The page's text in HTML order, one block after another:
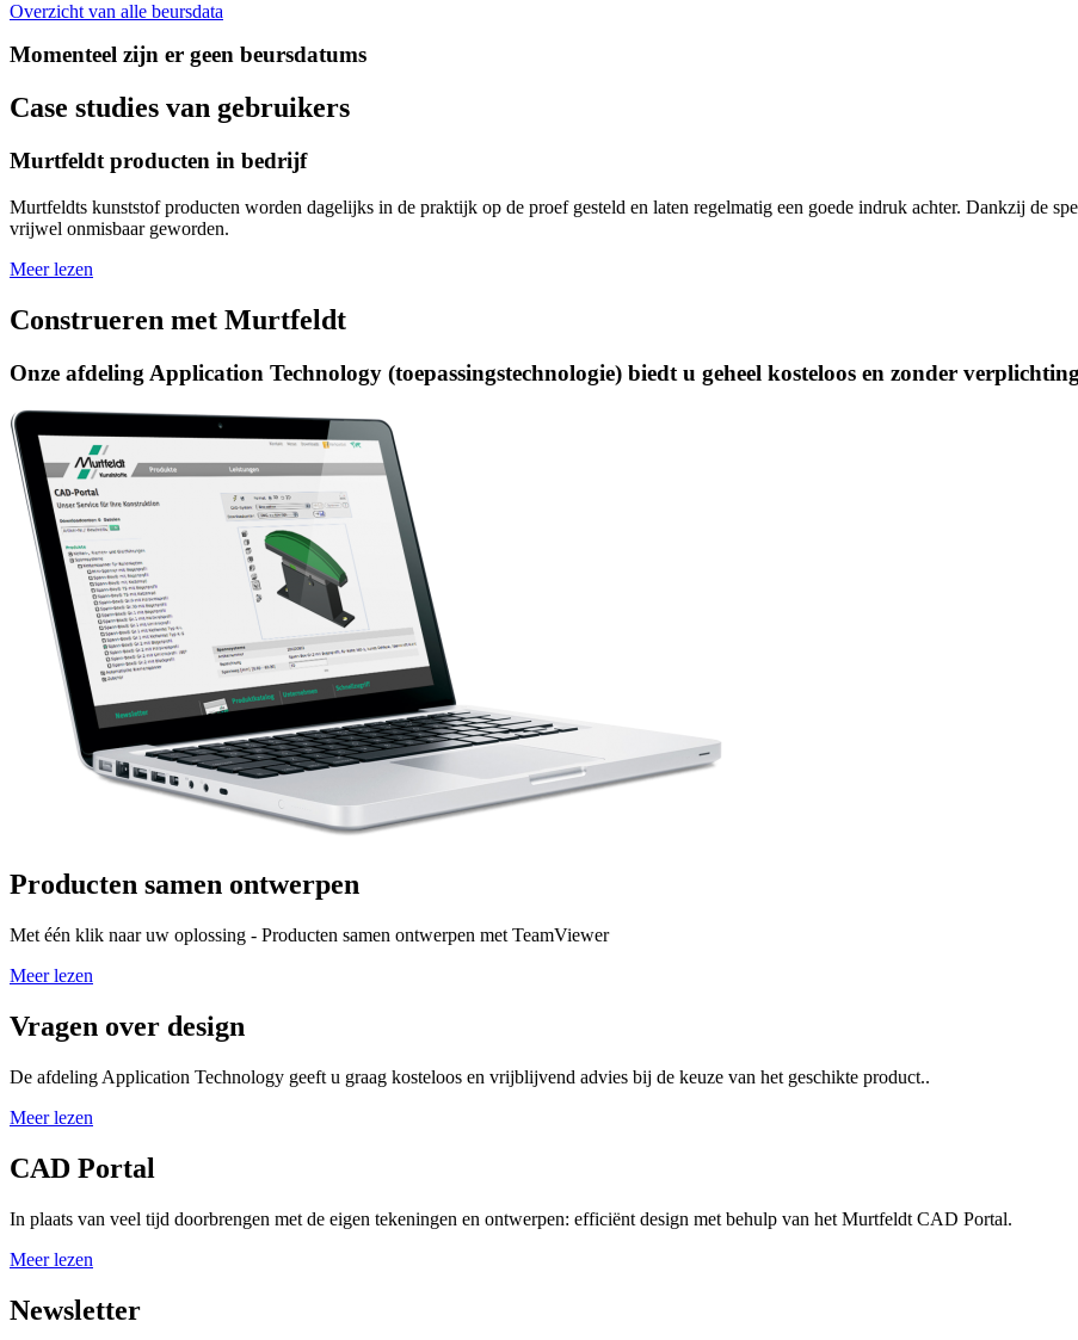
Overzicht van alle beursdata
Momenteel zijn er geen beursdatums
Case studies van gebruikers
Murtfeldt producten in bedrijf
Murtfeldts kunststof producten worden dagelijks in de praktijk op de proef gesteld en laten regelmatig een goede indruk achter. Dankzij de
vrijwel onmisbaar geworden.
Meer lezen
Construeren met Murtfeldt
Onze afdeling Application Technology (toepassingstechnologie) biedt u geheel kosteloos en zonder
Producten samen ontwerpen
Met één klik naar uw oplossing - Producten samen ontwerpen met TeamViewer
Meer lezen
Vragen over design
De afdeling Application Technology geeft u graag kosteloos en vrijblijvend advies bij de keuze van het geschikte product..
Meer lezen
CAD Portal
In plaats van veel tijd doorbrengen met de eigen tekeningen en ontwerpen: efficiënt design met behulp van het Murtfeldt CAD Portal.
Meer lezen
Newsletter